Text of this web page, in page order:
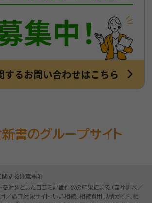
書のグループサイト
する注意事項
を対象とした口コミ評価件数の結果による（自社調べ／
調査対象サイト：いい相続、相続費用見積ガイド、相